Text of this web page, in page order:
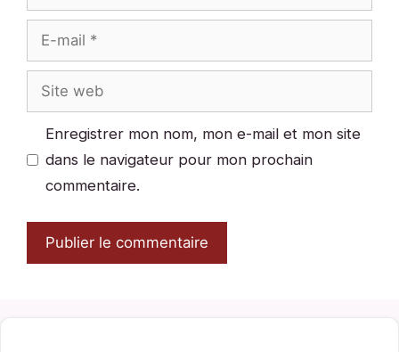
mail
Site
web
Enregistrer mon nom, mon e-mail et mon site
dans le navigateur pour mon prochain
commentaire.